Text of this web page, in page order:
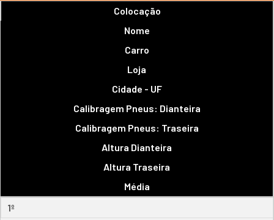
Colocação
Nome
Carro
Loja
Cidade - UF
Calibragem Pneus: Dianteira
Calibragem Pneus: Traseira
Altura Dianteira
Altura Traseira
Média
1º